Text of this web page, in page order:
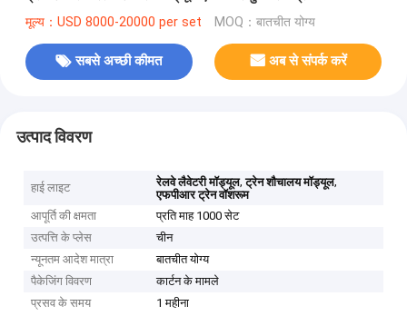
मूल्य：USD 8000-20000 per set MOQ：बातचीत योग्य
सबसे अच्छी कीमत अब से संपर्क करें
उत्पाद विवरण
हाई लाइट रेलवे लैवेटरी मॉड्यूल,ट्रेन शौचालय मॉड्यूल,
एफपीआर ट्रेन वॉशरूम
आपूर्ति की क्षमता
प्रति माह 1000 सेट
उत्पत्ति के प्लेस
चीन
न्यूनतम आदेश मात्रा
बातचीत योग्य
पैकेजिंग विवरण
कार्टन के मामले
प्रसव के समय
1 महीना